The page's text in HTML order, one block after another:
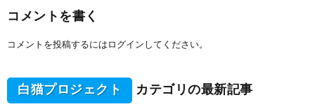
コメントを書く
コメントを投稿するには ログイン してください。
白猫プロジェクト カテゴリの最新記事